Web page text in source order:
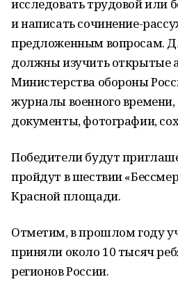
исследовать трудовой или
и написать сочинение-
предложенным вопросам.
должны изучить открытые
Министерства обороны
журналы военного
документы, фотографии,
Победители будут
пройдут в шествии
Красной площади.
Отметим, в прошлом году
приняли около 10 тысяч
регионов России.